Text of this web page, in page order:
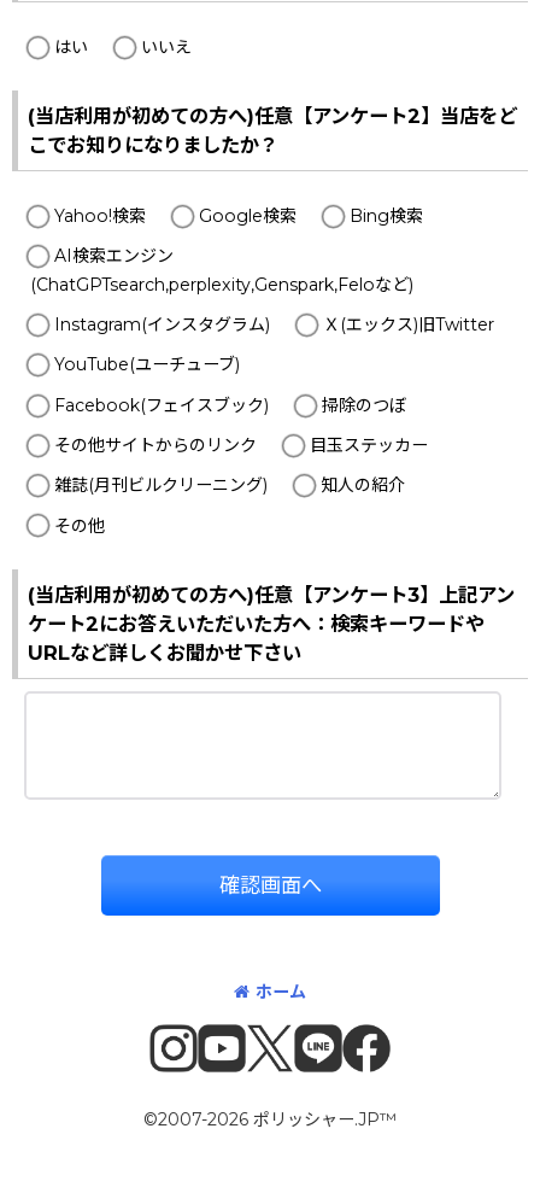
はい いいえ
(当店利用が初めての方へ)任意【アンケート2】当店をど
こでお知りになりましたか？
Yahoo!検索 Google検索
Bing検索
AI検索エンジン
(ChatGPTsearch,perplexity,Genspark,Feloなど)
Instagram(インスタグラム)
Ｘ(エックス)旧Twitter
YouTube(ユーチューブ)
Facebook(フェイスブック)
掃除のつぼ
その他サイトからのリンク
目玉ステッカー
雑誌(月刊ビルクリーニング)
知人の紹介
その他
(当店利用が初めての方へ)任意【アンケート3】上記アン
ケート2にお答えいただいた方へ：検索キーワードや
URLなど詳しくお聞かせ下さい
確認画面へ
ホーム
©2007-2026 ポリッシャー.JP™